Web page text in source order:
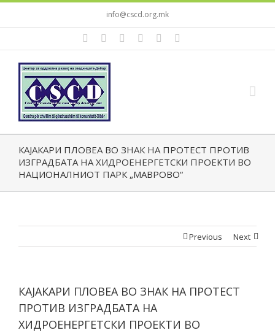
info@cscd.org.mk
КАЈАКАРИ ПЛОВЕА ВО ЗНАК НА ПРОТЕСТ ПРОТИВ
ИЗГРАДБАТА НА ХИДРОЕНЕРГЕТСКИ ПРОЕКТИ ВО
НАЦИОНАЛНИОТ ПАРК „МАВРОВО“
Previous Next
КАЈАКАРИ ПЛОВЕА ВО ЗНАК НА ПРОТЕСТ
ПРОТИВ ИЗГРАДБАТА НА
ХИДРОЕНЕРГЕТСКИ ПРОЕКТИ ВО